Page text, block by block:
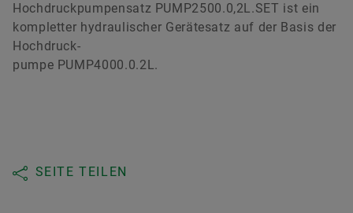
Hochdruckpumpensatz PUMP2500.0,2L.SET ist ein
kompletter hydraulischer Gerätesatz auf der Basis der
Hochdruck-
pumpe PUMP4000.0.2L.
SEITE TEILEN